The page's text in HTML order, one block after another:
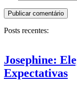
Posts recentes:
Josephine:
Expectativas